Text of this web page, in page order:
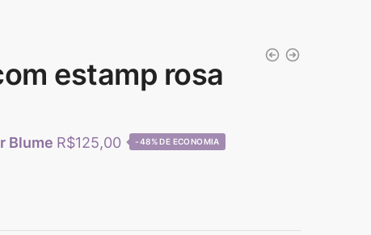
estamp rosa
R$125,00 -48%